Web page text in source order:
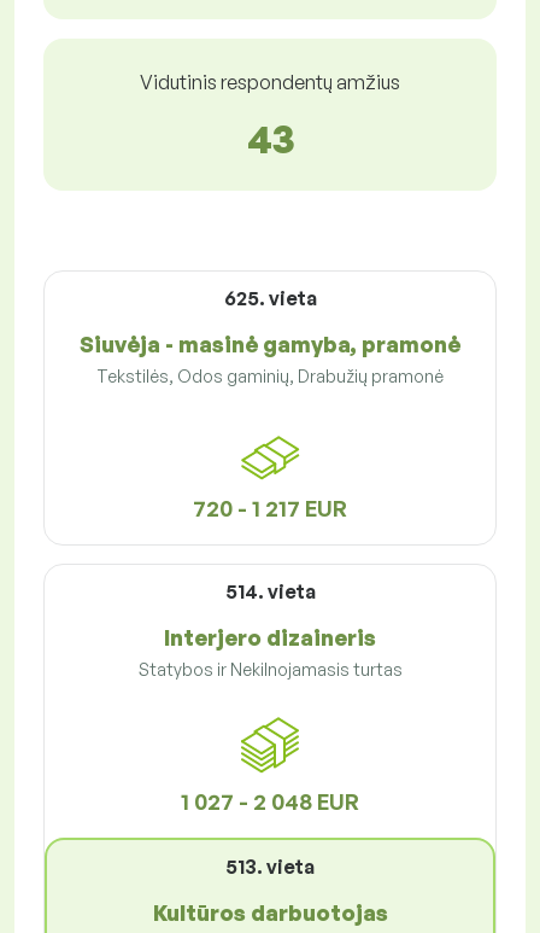
Vidutinis respondentų amžius
43
625. vieta
Siuvėja - masinė gamyba, pramonė
Tekstilės, Odos gaminių, Drabužių pramonė
720 - 1 217 EUR
514. vieta
Interjero dizaineris
Statybos ir Nekilnojamasis turtas
1 027 - 2 048 EUR
513. vieta
Kultūros darbuotojas